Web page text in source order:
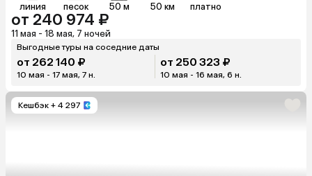
линия песок 50 м 50 км платно
от 240 974 ₽
11 мая - 18 мая, 7 ночей
Выгодные туры на соседние даты
от 262 140 ₽
10 мая - 17 мая, 7 н.
от 250 323 ₽
10 мая - 16 мая, 6 н.
Кешбэк + 4 297